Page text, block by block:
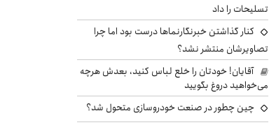
تسلیحات را داد
کنار گذاشتن خبرنگارنماها درست بود اما چرا
تصاویرشان منتشر نشد؟
آقایان! خودتان را خلع لباس کنید، بعدش هرچه
می‌خواهید دروغ بگویید
چین چطور در صنعت خودروسازی متحول شد؟